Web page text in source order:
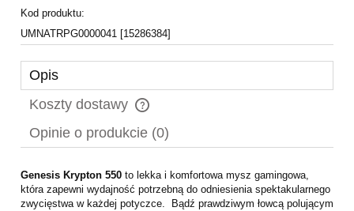
Kod produktu:
UMNATRPG0000041 [15286384]
Opis
Koszty dostawy
Cena nie zawiera ewentualnych kosztów płatności
Opinie o produkcie (0)
Genesis Krypton 550 to lekka i komfortowa mysz gamingowa,
która zapewni wydajność potrzebną do odniesienia spektakularnego
zwycięstwa w każdej potyczce. Bądź prawdziwym łowcą polującym